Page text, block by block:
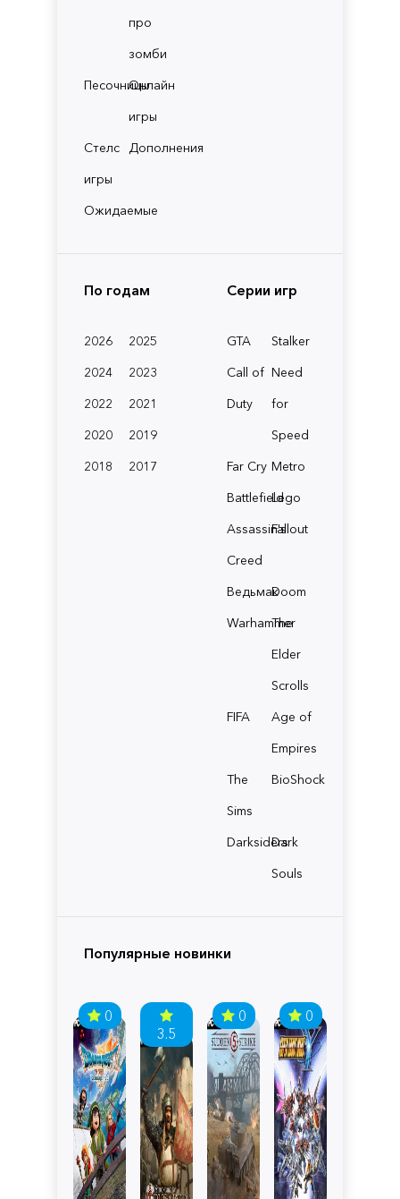
про
зомби
ПесочницыОнлайн
игры
Стелс
игры
Дополнения
Ожидаемые
По годам
2026
2025
2024
2023
2022
2021
2020
2019
2018
2017
Серии игр
GTA
Stalker
Call of
Duty
Need
for
Speed
Far Cry Metro
BattlefieldLego
Assassin's
Creed
Fallout
ВедьмакDoom
Warhammer
The
Elder
Scrolls
FIFA
Age of
Empires
The
Sims
BioShock
Darksiders
Dark
Souls
Популярные новинки
0
3.5
0 0